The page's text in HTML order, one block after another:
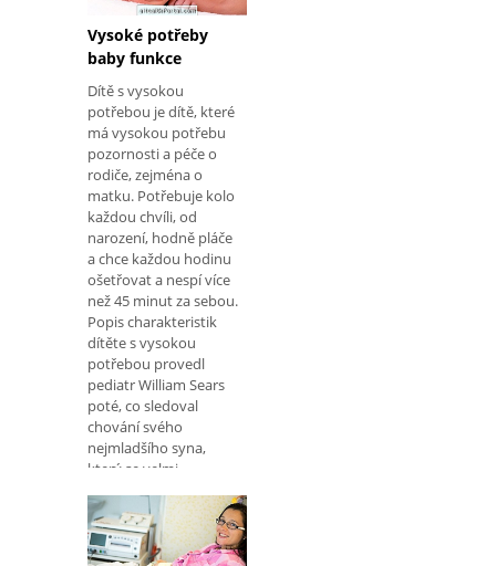
Vysoké potřeby
baby funkce
Dítě s vysokou
potřebou je dítě, které
má vysokou potřebu
pozornosti a péče o
rodiče, zejména o
matku. Potřebuje kolo
každou chvíli, od
narození, hodně pláče
a chce každou hodinu
ošetřovat a nespí více
než 45 minut za sebou.
Popis charakteristik
dítěte s vysokou
potřebou provedl
pediatr William Sears
poté, co sledoval
chování svého
nejmladšího syna,
který se velmi
bratrů. Tyto
charakteristiky však
nelze chara